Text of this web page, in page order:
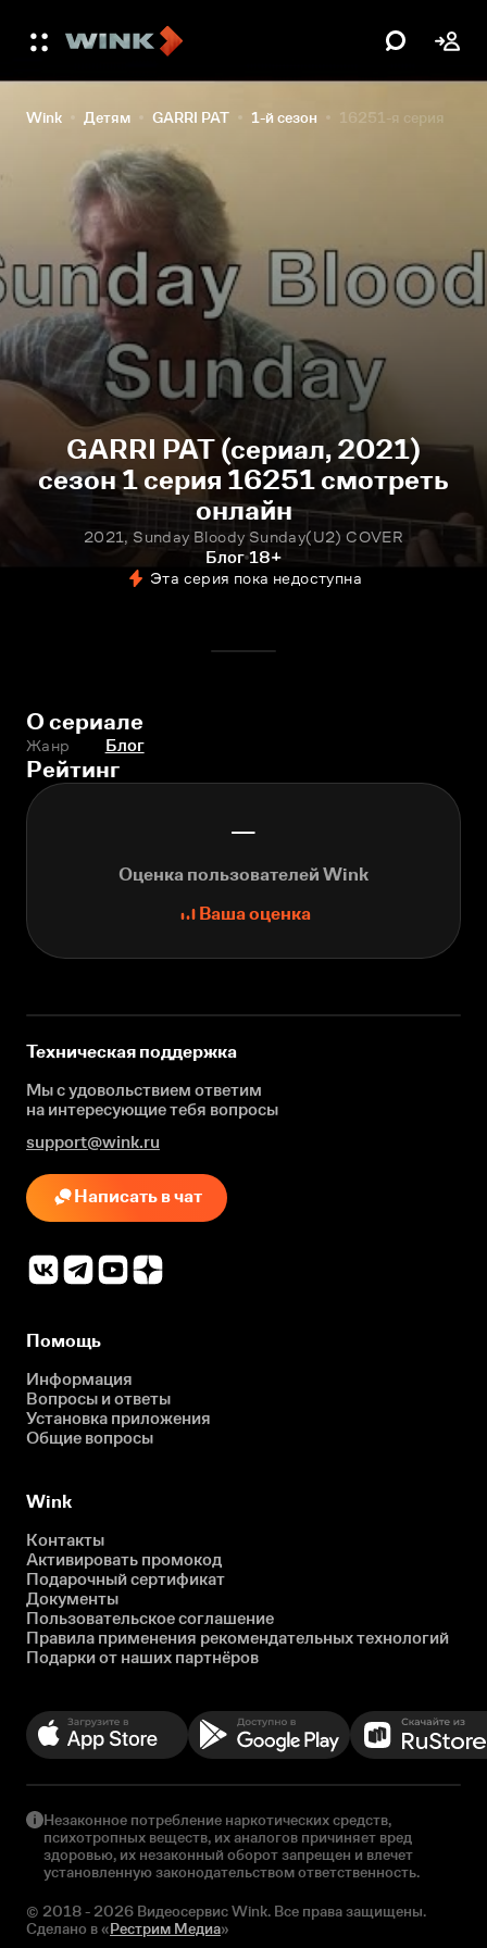
Wink Детям GARRI PAT 1-й сезон 16251-я серия
GARRI PAT (сериал, 2021)
сезон 1 серия 16251 смотреть
онлайн
2021, Sunday Bloody Sunday(U2) COVER
Блог 18+
Эта серия пока недоступна
О сериале
Жанр Блог
Рейтинг
—
Оценка пользователей Wink
Ваша оценка
Техническая поддержка
Мы с удовольствием ответим
на интересующиетебя вопросы
support@wink.ru
Написать в чат
Помощь
Информация
Вопросы и ответы
Установка приложения
Общие вопросы
Wink
Контакты
Активировать промокод
Подарочный сертификат
Документы
Пользовательское соглашение
Правила применения рекомендательных технологий
Подарки от наших партнёров
Незаконное потребление наркотических средств,
психотропных веществ, их аналогов причиняет вред
здоровью, их незаконный оборот запрещен и влечет
установленную законодательством ответственность.
© 2018 - 2026 Видеосервис Wink. Все права защищены.
Сделано в «Рестрим Медиа»